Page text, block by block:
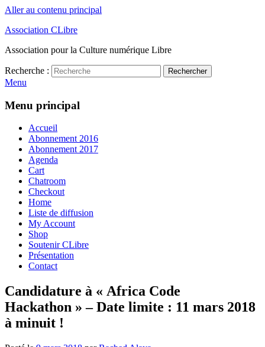
Aller au contenu principal
Association CLibre
Association pour la Culture numérique Libre
Recherche : Rechercher
Menu
Menu principal
Accueil
Abonnement 2016
Abonnement 2017
Agenda
Cart
Chatroom
Checkout
Home
Liste de diffusion
My Account
Shop
Soutenir CLibre
Présentation
Contact
Candidature à « Africa Code
Hackathon » – Date limite : 11 mars 2018
à minuit !